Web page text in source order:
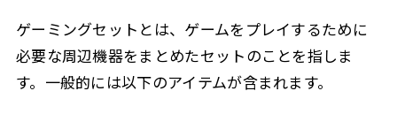
ゲーミングセットとは、ゲームをプレイするために
必要な周辺機器をまとめたセットのことを指しま
す。一般的には以下のアイテムが含まれます。